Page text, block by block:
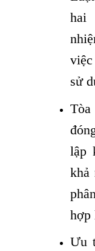
hai
sử
lập
khả
hợp
Ưu